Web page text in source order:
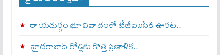
రాయదుర్గం భూ వివాదంలో టీజీఐఐసీకి ఊరట..
హైదరాబాద్ రోడ్లకు కొత్త ప్రణాళిక..